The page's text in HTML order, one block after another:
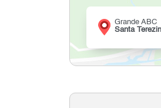
Grande ABC
Santa